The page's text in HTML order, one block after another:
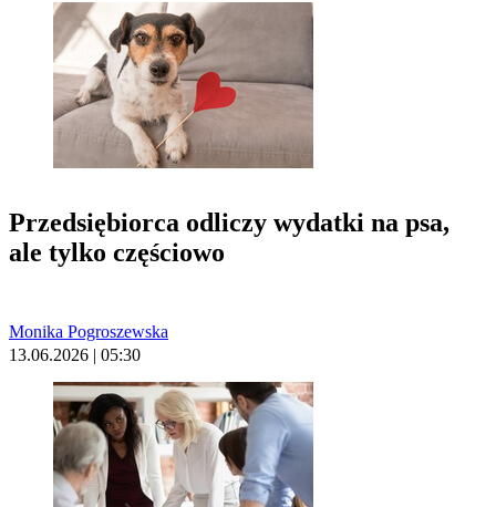
Przedsiębiorca odliczy wydatki na psa,
ale tylko częściowo
Monika Pogroszewska
13.06.2026 | 05:30